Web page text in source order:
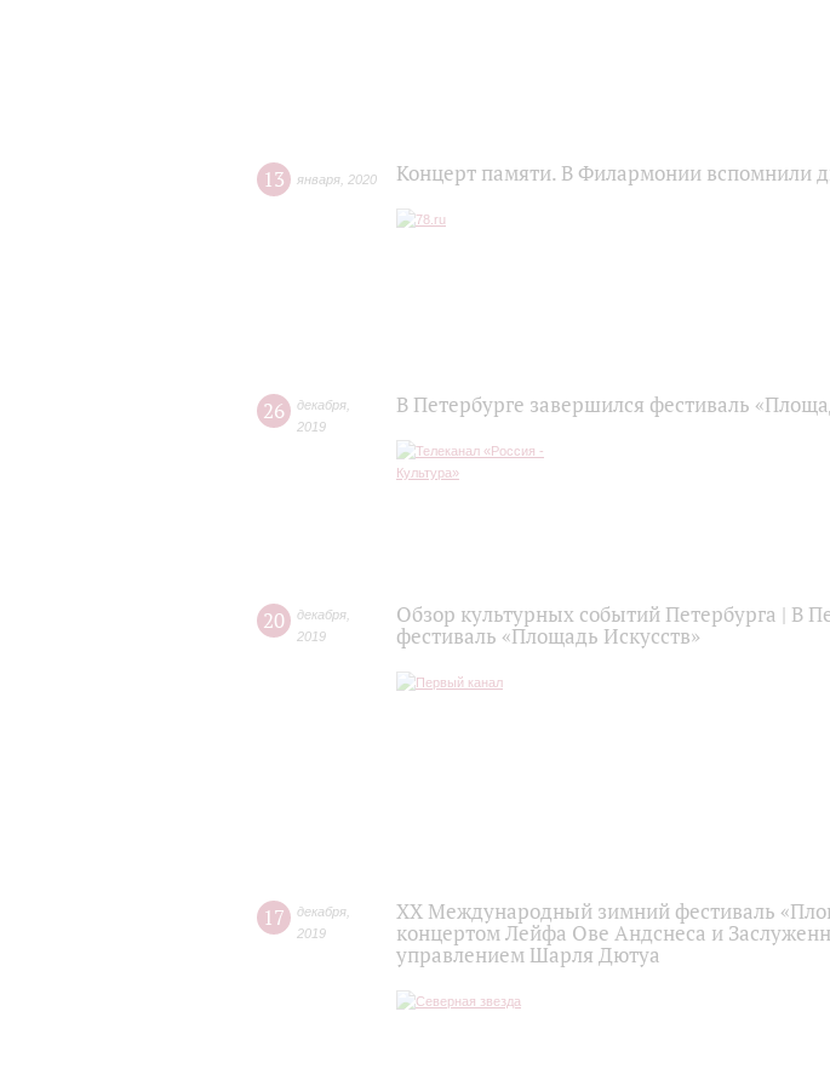
13 января 2020 Концерт памяти. В Филармонии вспомнили
26 декабря
2019
В Петербурге завершился фестиваль
20 декабря
2019
Обзор культурных событий Петербурга | В
фестиваль «Площадь Искусств»
17 декабря
2019
XX Международный зимний фестиваль
концертом Лейфа Ове Андснеса и
управлением Шарля Дютуа